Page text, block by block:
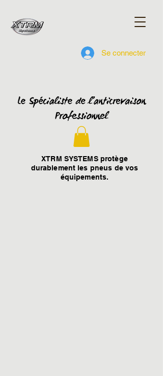
Se connecter
XTRM SYSTEMS protège
durablement les pneus de vos
équipements.